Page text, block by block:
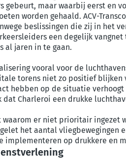
gebeurt, maar waarbij eerst en
worden gehaald. ACV-
beslissingen die zij in het
een degelijk
al jaren in te gaan.
vooral voor de
torens niet zo positief blijken
hebben op de situatie
dat Charleroi een drukke
waarom er niet prioritair ingezet
het aantal vliegbewegingen
implementeren op drukkere en